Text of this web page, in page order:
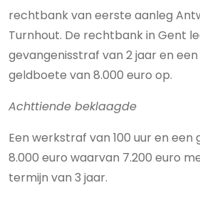
rechtbank van eerste aanleg
Turnhout. De rechtbank in Gent
gevangenisstraf van 2 jaar en
geldboete van 8.000 euro op.
Achttiende beklaagde
Een werkstraf van 100 uur en
8.000 euro waarvan 7.200 euro
termijn van 3 jaar.